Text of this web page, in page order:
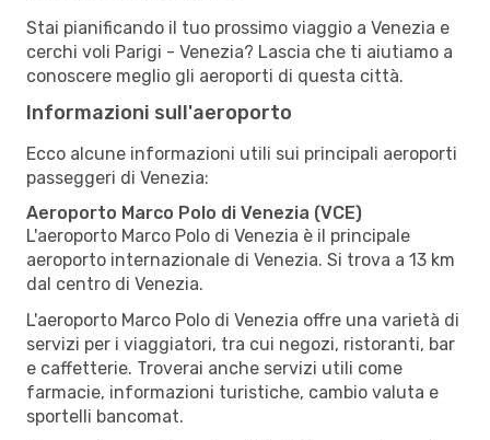
Stai pianificando il tuo prossimo viaggio a Venezia e
cerchi voli Parigi - Venezia? Lascia che ti aiutiamo a
conoscere meglio gli aeroporti di questa città.
Informazioni sull'aeroporto
Ecco alcune informazioni utili sui principali aeroporti
passeggeri di Venezia:
Aeroporto Marco Polo di Venezia (VCE)
L'aeroporto Marco Polo di Venezia è il principale
aeroporto internazionale di Venezia. Si trova a 13 km
dal centro di Venezia.
L'aeroporto Marco Polo di Venezia offre una varietà di
servizi per i viaggiatori, tra cui negozi, ristoranti, bar
e caffetterie. Troverai anche servizi utili come
farmacie, informazioni turistiche, cambio valuta e
sportelli bancomat.